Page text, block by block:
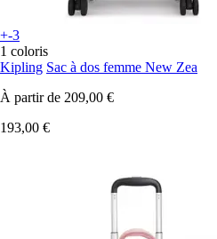
+-3
1 coloris
Kipling Sac à dos femme New Zea
À partir de 209,00 €
193,00 €